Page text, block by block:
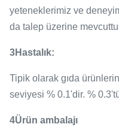
yeteneklerimiz ve
da talep üzerine
3Hastalık:
Tipik olarak gıda
seviyesi % 0.1'dir. %
4Ürün ambalajı